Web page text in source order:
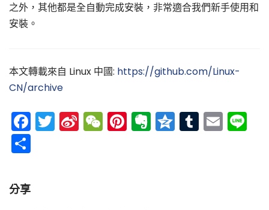
之外，其他都是全自動完成安裝，非常適合我們新手使用和
安裝。
本文轉載來自 Linux 中國: https://github.com/Linux-
CN/archive
Facebook
Twitter
Sina
Weibo
WeChat
Pinterest
Evernote
Qzone
Tumblr
分享